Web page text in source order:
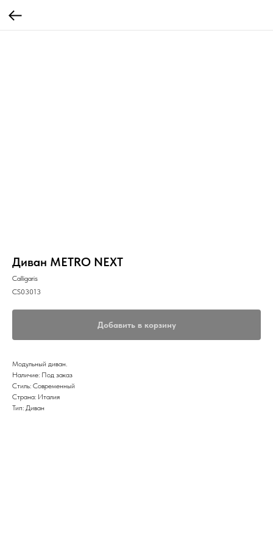
Диван METRO NEXT
Calligaris
CS03013
Добавить в корзину
Модульный диван.
Наличие: Под заказ
Стиль: Современный
Страна: Италия
Тип: Диван